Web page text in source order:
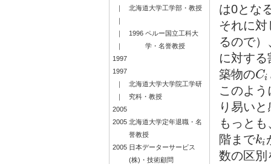
｜
｜
｜
｜
1997
北海道大学工学部・教授
1996 ペルー国立工科大
学・名誉教授
1997
｜
｜
2005
北海道大学大学院工学研
究科・教授
2005 北海道大学定年退職・名
誉教授
2005 日本データーサービス
(株)・技術顧問
は0とな
それに対
るので
に対す
築物のCi
Ci
このよう
り易い
もっと
階までki
ki
数の区別